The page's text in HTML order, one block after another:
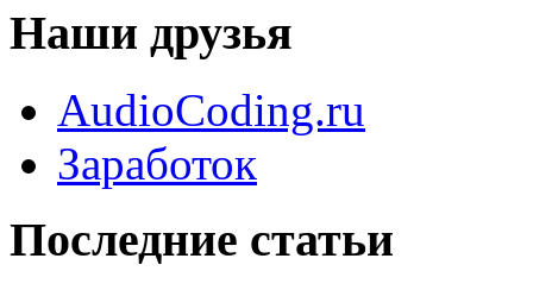
Наши друзья
AudioCoding.ru
Заработок
Последние статьи